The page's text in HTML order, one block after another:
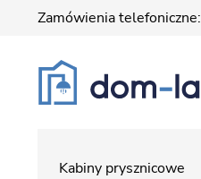
Zamówienia telefoniczne:
Kabiny prysznicowe